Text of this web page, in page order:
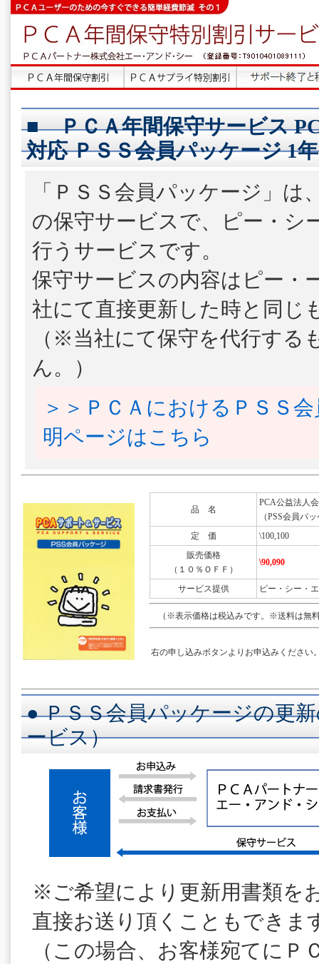
■ ＰＣＡ年間保守サービス
対応 ＰＳＳ会員パッケージ 1
「ＰＳＳ会員パッケージ」は
の保守サービスで、ピー・シ
行うサービスです。
保守サービスの内容はピー・
社にて直接更新した時と同じ
（※当社にて保守を代行する
ん。）
＞＞ＰＣＡにおけるＰＳＳ
明ページはこちら
品 名
PCA公益法人
（PSS会員パ
定 価
\100,100
販売価格
（１０％ＯＦＦ）
\90,090
サービス提供 ピー・シー・
（※表示価格は税込みです。※送料は無
右の申し込みボタンよりお申込みください
● ＰＳＳ会員パッケージの更
ービス）
※ご希望により更新用書類を
直接お送り頂くこともできま
（この場合、お客様宛てにＰ